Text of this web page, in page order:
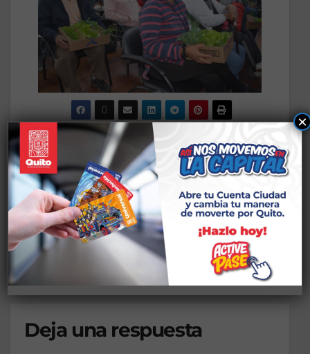
Eugenio sobre ruedas:
¡Pedaleando por la
movilidad sostenible!
3.001 obras: Alangasí
escribe una nueva
historia con la
recuperación de su
parque más
emblemático
Deja una respuesta
×